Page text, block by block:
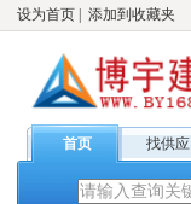
设为首页 添加到收藏夹
首页 找供应